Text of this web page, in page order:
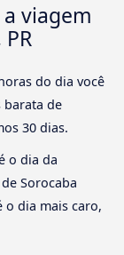
viagem
do dia você
barata de
30 dias.
o dia da
Sorocaba
o dia mais caro,